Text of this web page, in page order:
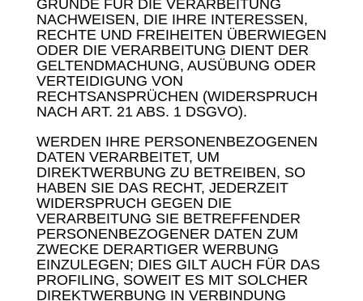
GRÜNDE FÜR DIE VERARBEITUNG
NACHWEISEN, DIE IHRE INTERESSEN,
RECHTE UND FREIHEITEN ÜBERWIEGEN
ODER DIE VERARBEITUNG DIENT DER
GELTENDMACHUNG, AUSÜBUNG ODER
VERTEIDIGUNG VON
RECHTSANSPRÜCHEN (WIDERSPRUCH
NACH ART. 21 ABS. 1 DSGVO).
WERDEN IHRE PERSONENBEZOGENEN
DATEN VERARBEITET, UM
DIREKTWERBUNG ZU BETREIBEN, SO
HABEN SIE DAS RECHT, JEDERZEIT
WIDERSPRUCH GEGEN DIE
VERARBEITUNG SIE BETREFFENDER
PERSONENBEZOGENER DATEN ZUM
ZWECKE DERARTIGER WERBUNG
EINZULEGEN; DIES GILT AUCH FÜR DAS
PROFILING, SOWEIT ES MIT SOLCHER
DIREKTWERBUNG IN VERBINDUNG